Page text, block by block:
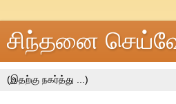
சிந்தனை